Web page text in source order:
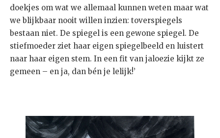
doekjes om wat we allemaal kunnen weten maar wat
we blijkbaar nooit willen inzien: toverspiegels
bestaan niet. De spiegel is een gewone spiegel. De
stiefmoeder ziet haar eigen spiegelbeeld en luistert
naar haar eigen stem. In een fit van jaloezie kijkt ze
gemeen – en ja, dan bén je lelijk!’